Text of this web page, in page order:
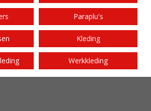
Paraplu's
Kleding
Werkkleding